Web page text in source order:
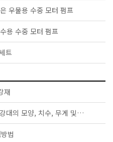
우물용 수중 모터 펌프
용 수중 모터 펌프
트
재
KS D 3500 - 열간 압연 강판 및 강대의 모양, 치수, 무게 및 그 허용차
법